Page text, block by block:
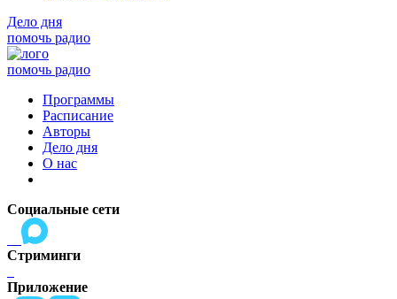
Дело дня
помочь радио
помочь радио
Программы
Расписание
Авторы
Дело дня
О нас
Социальные сети
Стриминги
Приложение